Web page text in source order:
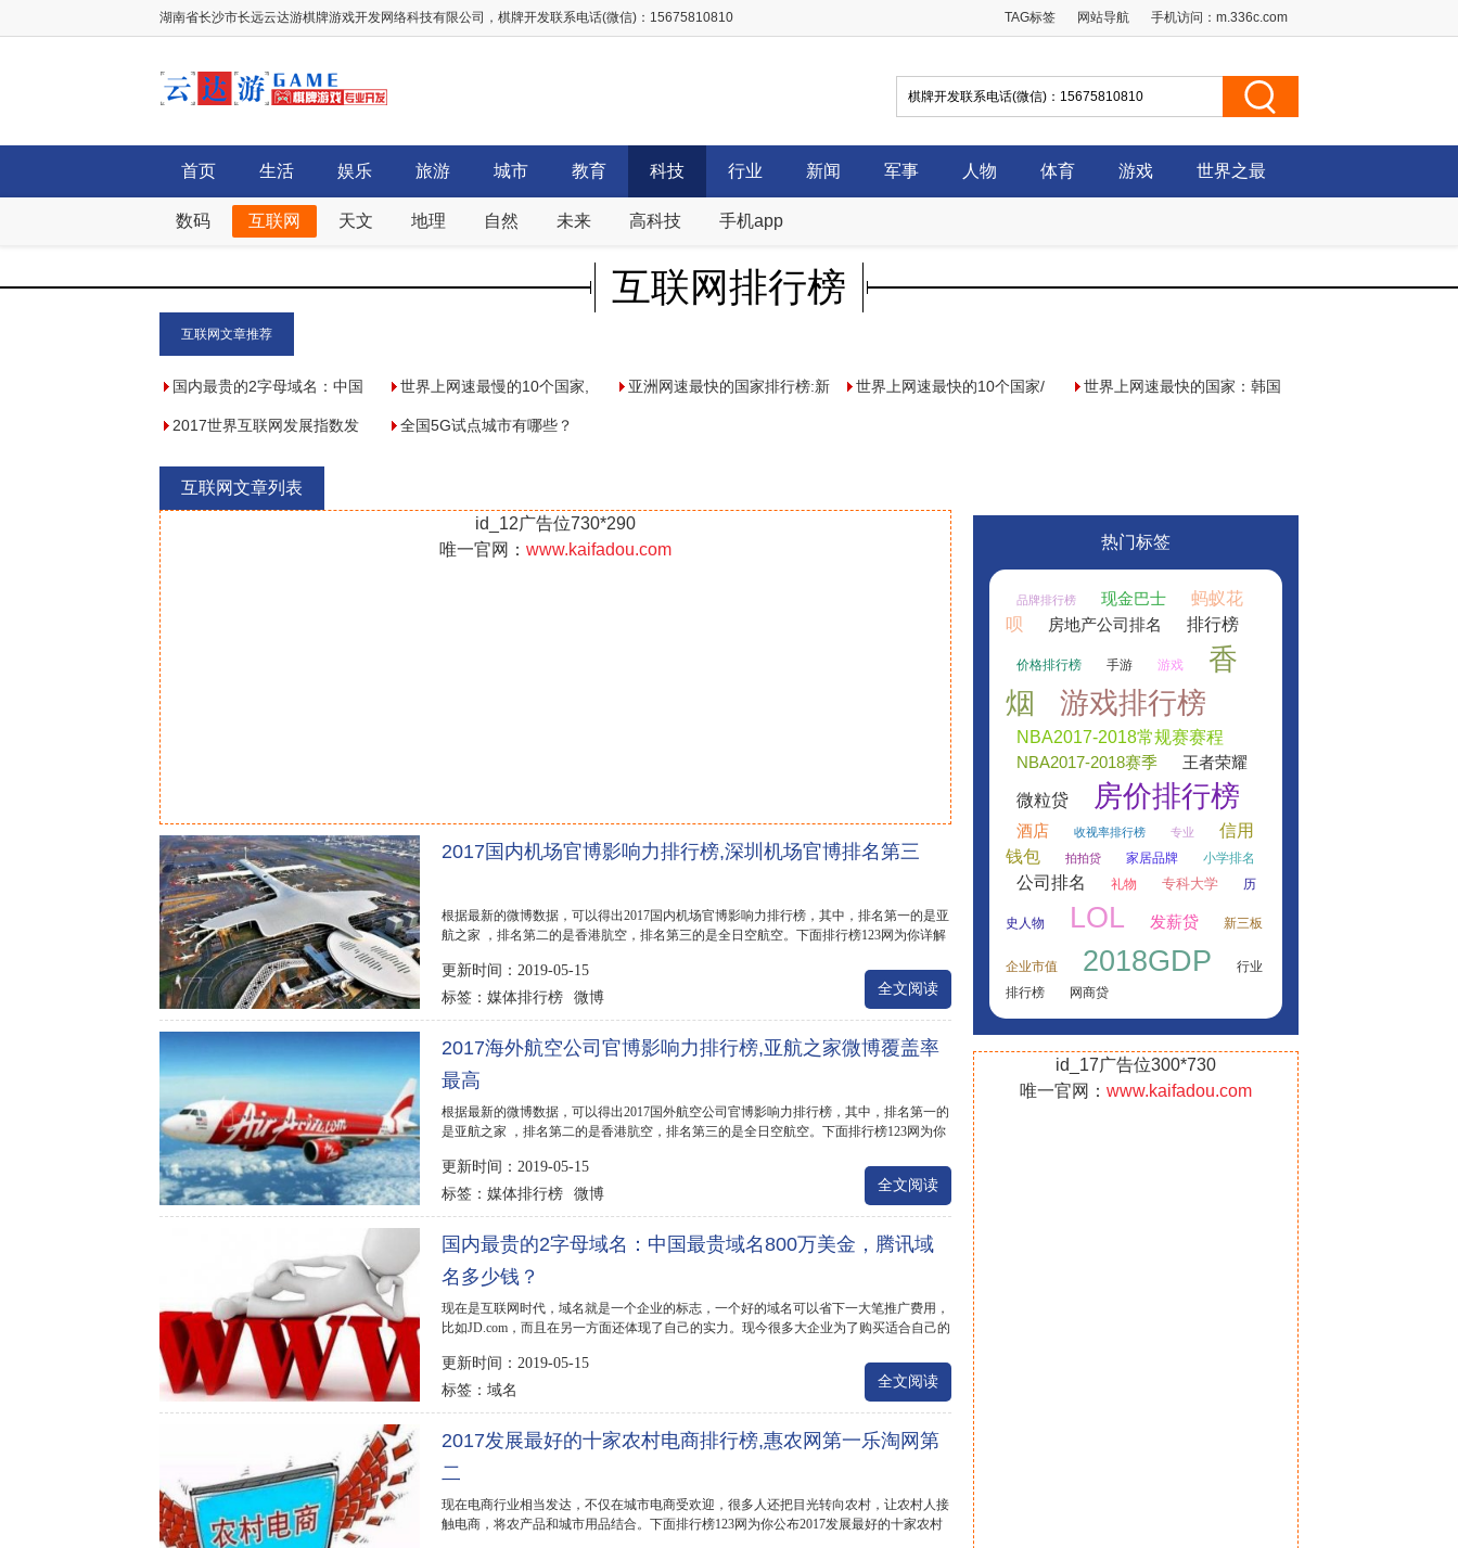
湖南省长沙市长远云达游棋牌游戏开发网络科技有限公司，棋牌开发联系电话(微信)：15675810810 TAG标签 网站导航 手机访问： m.336c.com
首页 生活 娱乐 旅游 城市 教育 科技 行业 新闻 军事 人物 体育 游戏 世界之最
数码 互联网 天文 地理 自然 未来 高科技 手机app
互联网排行榜
互联网文章推荐
国内最贵的2字母域名：中国
最贵域名800万美金，腾讯域
名多少钱？
世界上网速最慢的10个国家,
也门网速下电影需两天(0.34
亚洲网速最快的国家排行榜:新 世界上网速最快的10个国家/ 世界上网速最快的国家：韩国
2017世界互联网发展指数发
布:美中韩前三,38国上榜
全国5G试点城市有哪些？
互联网文章列表
id_12广告位730*290
唯一官网： www.kaifadou.com
2017国内机场官博影响力排行榜,深圳机场官博排名第三
根据最新的微博数据，可以得出2017国内机场官博影响力排行榜，其中，排名第一的是亚
航之家 ，排名第二的是香港肮空，排名第三的是全日空航空。下面排行榜123网为你详解
更新时间：2019-05-15
标签： 媒体排行榜 微博 全文阅读
2017海外航空公司官博影响力排行榜,亚航之家微博覆盖率
最高
根据最新的微博数据，可以得出2017国外航空公司官博影响力排行榜，其中，排名第一的
是亚航之家 ，排名第二的是香港肮空，排名第三的是全日空航空。下面排行榜123网为你
更新时间：2019-05-15
标签： 媒体排行榜 微博 全文阅读
国内最贵的2字母域名：中国最贵域名800万美金，腾讯域
名多少钱？
现在是互联网时代，域名就是一个企业的标志，一个好的域名可以省下一大笔推广费用，
比如JD.com，而且在另一方面还体现了自己的实力。现今很多大企业为了购买适合自己的
更新时间：2019-05-15
标签： 域名 全文阅读
2017发展最好的十家农村电商排行榜,惠农网第一乐淘网第
二
现在电商行业相当发达，不仅在城市电商受欢迎，很多人还把目光转向农村，让农村人接
触电商，将农产品和城市用品结合。下面排行榜123网为你公布2017发展最好的十家农村
热门标签
品牌排行榜 现金巴士
蚂蚁花
呗
房地产公司排名 排行榜
价格排行榜 手游 游戏
香
烟
游戏排行榜
NBA2017-2018常规赛赛程
NBA2017-2018赛季 王者荣耀
微粒贷 房价排行榜
酒店 收视率排行榜 专业
信用
钱包
拍拍贷 家居品牌 小学排名
公司排名 礼物 专科大学 历
史人物 LOL 发薪贷 新三板
企业市值 2018GDP
行业
排行榜
网商贷
id_17广告位300*730
唯一官网： www.kaifadou.com